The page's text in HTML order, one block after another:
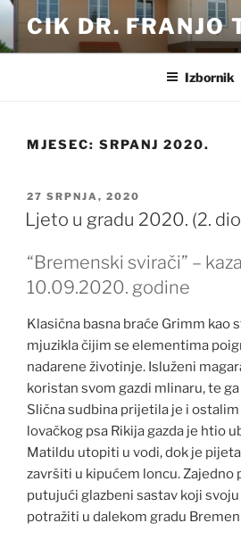
Preskoči
sadržaj
CIK DR. FRANJO
Izbornik
MJESEC: SRPANJ 2020.
OBJAVLJENO
27 SRPNJA, 2020
Ljeto u gradu 2020. (2.
“Bremenski svirači” –
10.09.2020. godine
Klasična basna braće Grimm kao
mjuzikla čijim se elementima
nadarene životinje. Isluženi
koristan svom gazdi mlinaru, te
Slična sudbina prijetila je i
lovačkog psa Rikija gazda je htio
Matildu utopiti u vodi, dok je
završiti u kipućem loncu. Zajedno
putujući glazbeni sastav koji
potražiti u dalekom gradu